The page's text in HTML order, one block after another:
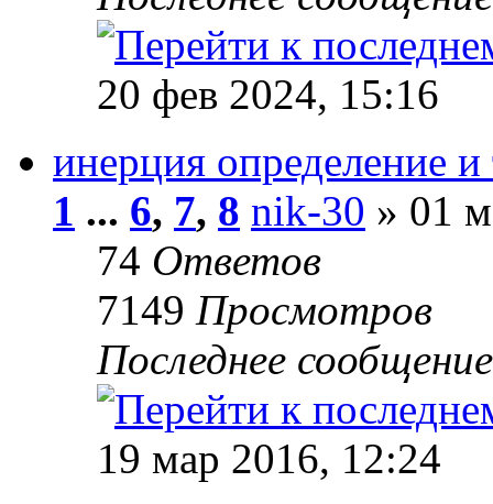
20 фев 2024, 15:16
инерция определение и
1 ... 6, 7, 8 nik-30 » 01
74 Ответов
7149 Просмотров
Последнее
19 мар 2016, 12:24